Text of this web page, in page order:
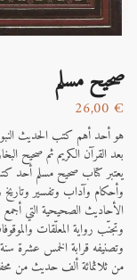
صحيح مسلم
26,00 €
هو أحد أهم كتب الحديث
بعد القرآن الكريم ثم صحيح
يعتبر كتاب صحيح مسلم أحد
وأحكام وآداب وتفسير
الأحاديث الصحيحية التي أجمع
وتجنّب رواية المعلّقات
وتصنيفه قرابة الخمس عشرة
من ثلاثمائة ألف حديث من